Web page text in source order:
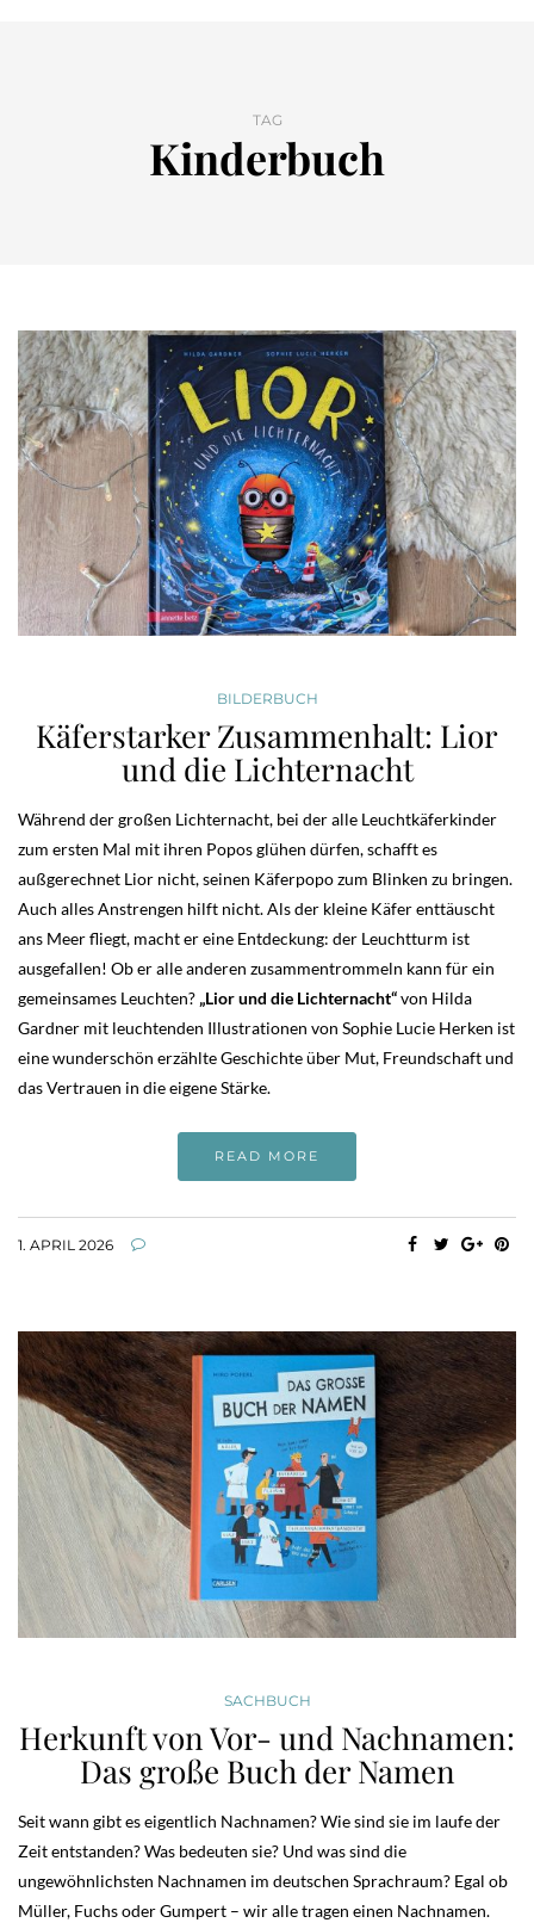
TAG
Kinderbuch
BILDERBUCH
Käferstarker Zusammenhalt: Lior
und die Lichternacht
Während der großen Lichternacht, bei der alle Leuchtkäferkinder
zum ersten Mal mit ihren Popos glühen dürfen, schafft es
außgerechnet Lior nicht, seinen Käferpopo zum Blinken zu bringen.
Auch alles Anstrengen hilft nicht. Als der kleine Käfer enttäuscht
ans Meer fliegt, macht er eine Entdeckung: der Leuchtturm ist
ausgefallen! Ob er alle anderen zusammentrommeln kann für ein
gemeinsames Leuchten? „Lior und die Lichternacht“von Hilda
Gardner mit leuchtenden Illustrationen von Sophie Lucie Herken ist
eine wunderschön erzählte Geschichte über Mut, Freundschaft und
das Vertrauen in die eigene Stärke.
READ MORE
1. APRIL 2026
SACHBUCH
Herkunft von Vor- und Nachnamen:
Das große Buch der Namen
Seit wann gibt es eigentlich Nachnamen? Wie sind sie im laufe der
Zeit entstanden? Was bedeuten sie? Und was sind die
ungewöhnlichsten Nachnamen im deutschen Sprachraum? Egal ob
Müller, Fuchs oder Gumpert – wir alle tragen einen Nachnamen.